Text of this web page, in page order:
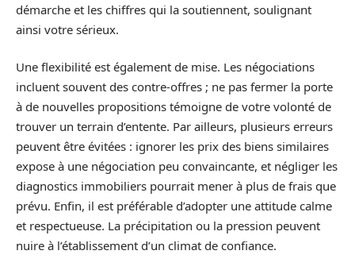
démarche et les chiffres qui la soutiennent, soulignant
ainsi votre sérieux.
Une flexibilité est également de mise. Les négociations
incluent souvent des contre-offres ; ne pas fermer la porte
à de nouvelles propositions témoigne de votre volonté de
trouver un terrain d’entente. Par ailleurs, plusieurs erreurs
peuvent être évitées : ignorer les prix des biens similaires
expose à une négociation peu convaincante, et négliger les
diagnostics immobiliers pourrait mener à plus de frais que
prévu. Enfin, il est préférable d’adopter une attitude calme
et respectueuse. La précipitation ou la pression peuvent
nuire à l’établissement d’un climat de confiance.